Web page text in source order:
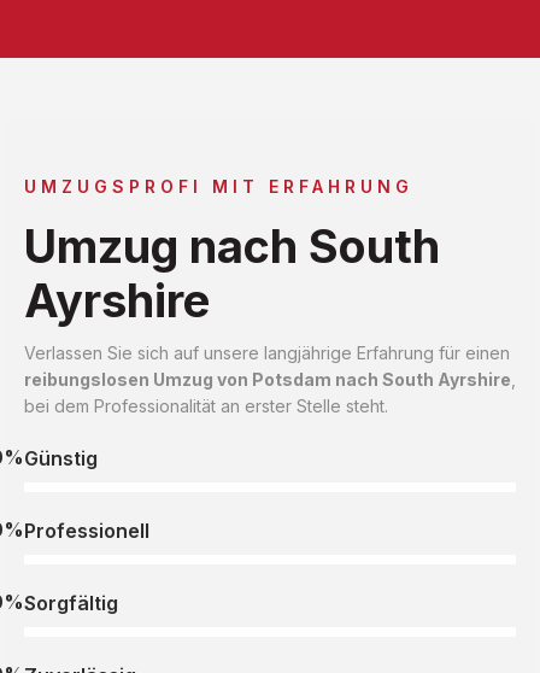
UMZUGSPROFI MIT ERFAHRUNG
Umzug nach South
Ayrshire
Verlassen Sie sich auf unsere langjährige Erfahrung für einen
reibungslosen Umzug von Potsdam nach South Ayrshire
bei dem Professionalität an erster Stelle steht.
Günstig
Professionell
Sorgfältig